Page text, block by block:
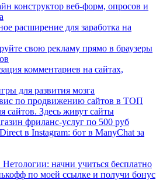
конструктор веб-форм, опросов и
расширение для заработка на
свою рекламу прямо в браузеры
комментариев на сайтах,
для развития мозга
по продвижению сайтов в ТОП
сайтов. Здесь живут сайты
фриланс-услуг по 500 руб
в Instagram: бот в ManyChat за
начни учиться бесплатно
по моей ссылке и получи бонус